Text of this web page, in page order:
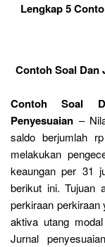
Lengkap 5
Contoh Soal Dan
Contoh Soal
Penyesuaian –
saldo berjumlah
melakukan
keaungan per 31
berikut ini. Tujuan
perkiraan perkiraan
aktiva utang
Jurnal